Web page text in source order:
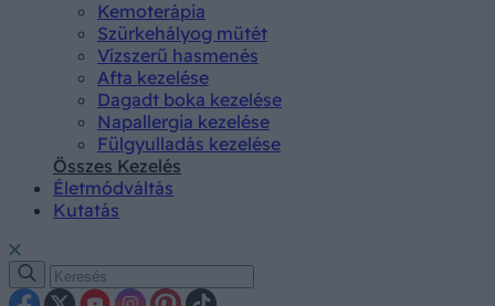
Kemoterápia
Szürkehályog műtét
Vízszerű hasmenés
Afta kezelése
Dagadt boka kezelése
Napallergia kezelése
Fülgyulladás kezelése
Összes Kezelés
Életmódváltás
Kutatás